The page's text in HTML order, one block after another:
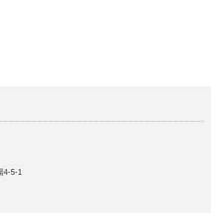
4-5-1